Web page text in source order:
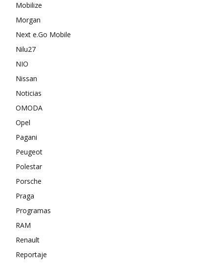
Mobilize
Morgan
Next e.Go Mobile
Nilu27
NIO
Nissan
Noticias
OMODA
Opel
Pagani
Peugeot
Polestar
Porsche
Praga
Programas
RAM
Renault
Reportaje